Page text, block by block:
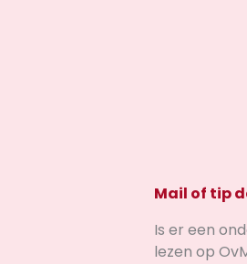
Mail of tip
Is er een
lezen op